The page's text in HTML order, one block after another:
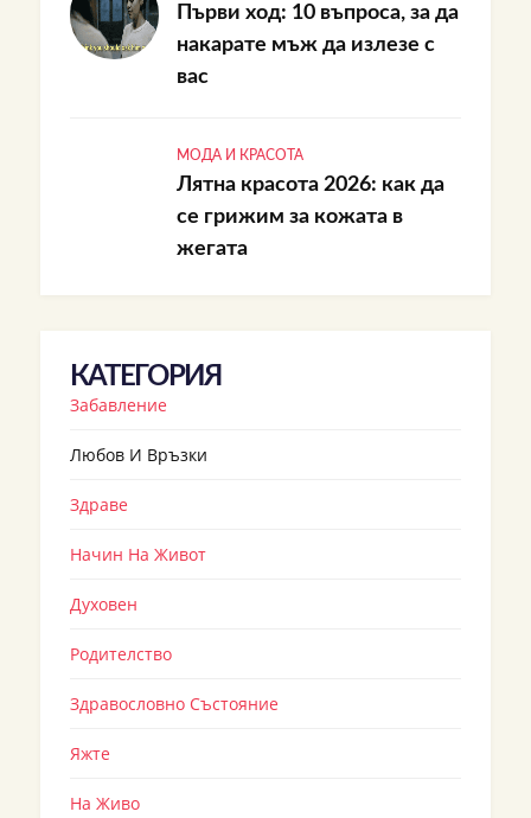
Първи ход: 10 въпроса, за да
накарате мъж да излезе с
вас
МОДА И КРАСОТА
Лятна красота 2026: как да
се грижим за кожата в
жегата
КАТЕГОРИЯ
Забавление
Любов И Връзки
Здраве
Начин На Живот
Духовен
Родителство
Здравословно Състояние
Яжте
На Живо